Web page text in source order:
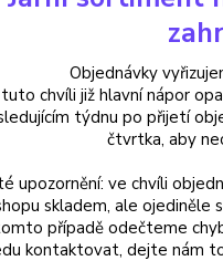
Hemerocallis - Denivky
Objednávky
chvíli již hlavní nápor
týdnu po přijetí
čtvrtka, aby
upozornění: ve chvíli
skladem, ale ojediněle
případě odečteme
kontaktovat, dejte nám